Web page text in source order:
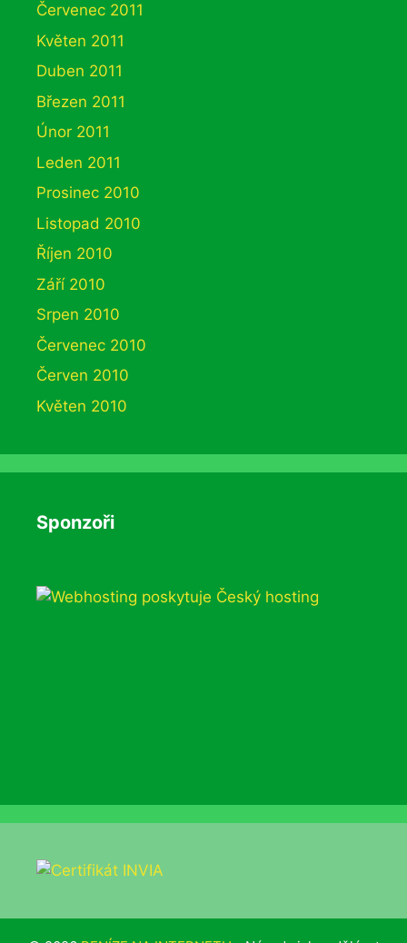
Červenec 2011
Květen 2011
Duben 2011
Březen 2011
Únor 2011
Leden 2011
Prosinec 2010
Listopad 2010
Říjen 2010
Září 2010
Srpen 2010
Červenec 2010
Červen 2010
Květen 2010
Sponzoři